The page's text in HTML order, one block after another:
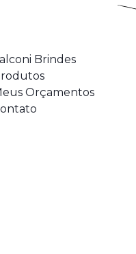
Brindes
Orçamentos